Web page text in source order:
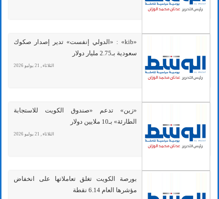
«kib» : «الدولي إنفست» تدير إصدار صكوك
سعودية بـ2.75 مليار دولار
الثلاثاء , 21 يوليو 2026
«زين» تدعم «صندوق الكويت للاستجابة
الطارئة» بـ10 ملايين دولار
الثلاثاء , 21 يوليو 2026
بورصة الكويت تغلق تعاملاتها على انخفاض
مؤشرها العام 6.14 نقطة